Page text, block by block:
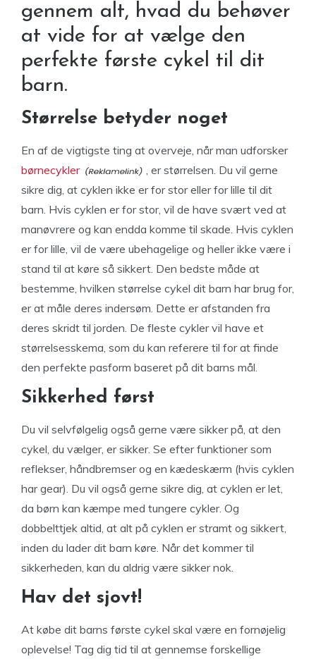
gennem alt, hvad du behøver
at vide for at vælge den
perfekte første cykel til dit
barn.
Størrelse betyder noget
En af de vigtigste ting at overveje, når man udforsker
børnecykler
, er størrelsen. Du vil gerne
sikre dig, at cyklen ikke er for stor eller for lille til dit
barn. Hvis cyklen er for stor, vil de have svært ved at
manøvrere og kan endda komme til skade. Hvis cyklen
er for lille, vil de være ubehagelige og heller ikke være i
stand til at køre så sikkert. Den bedste måde at
bestemme, hvilken størrelse cykel dit barn har brug for,
er at måle deres indersøm. Dette er afstanden fra
deres skridt til jorden. De fleste cykler vil have et
størrelsesskema, som du kan referere til for at finde
den perfekte pasform baseret på dit barns mål.
Sikkerhed først
Du vil selvfølgelig også gerne være sikker på, at den
cykel, du vælger, er sikker. Se efter funktioner som
reflekser, håndbremser og en kædeskærm (hvis cyklen
har gear). Du vil også gerne sikre dig, at cyklen er let,
da børn kan kæmpe med tungere cykler. Og
dobbelttjek altid, at alt på cyklen er stramt og sikkert,
inden du lader dit barn køre. Når det kommer til
sikkerheden, kan du aldrig være sikker nok.
Hav det sjovt!
At købe dit barns første cykel skal være en fornøjelig
oplevelse! Tag dig tid til at gennemse forskellige